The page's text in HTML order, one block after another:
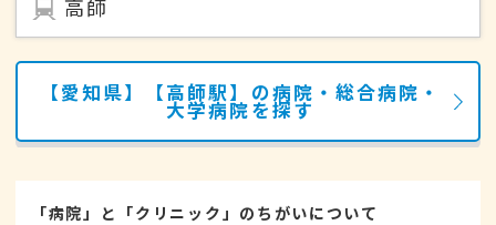
高師
【愛知県】【高師駅】の病院・総合病院・
大学病院を探す
「病院」と「クリニック」のちがいについて